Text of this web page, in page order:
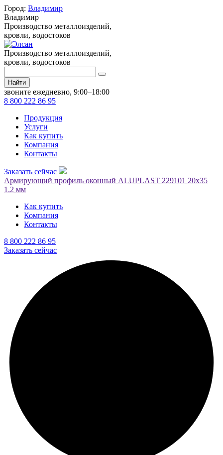
Город: Владимир
Владимир
Производство металлоизделий,
кровли, водостоков
Производство металлоизделий,
кровли, водостоков
Найти
звоните ежедневно, 9:00–18:00
8 800 222 86 95
Продукция
Услуги
Как купить
Компания
Контакты
Заказать сейчас
Армирующий профиль оконный ALUPLAST 229101 20х35
1.2 мм
Как купить
Компания
Контакты
8 800 222 86 95
Заказать сейчас